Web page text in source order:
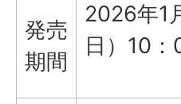
発売
期間
2026年1
日）